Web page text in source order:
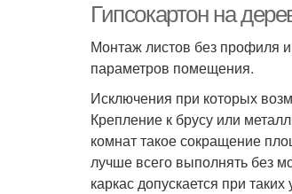
Гипсокартон на
Монтаж листов без профиля
параметров помещения.
Исключения при которых
Крепление к брусу или
комнат такое сокращение
лучше всего выполнять без
каркас допускается при таких